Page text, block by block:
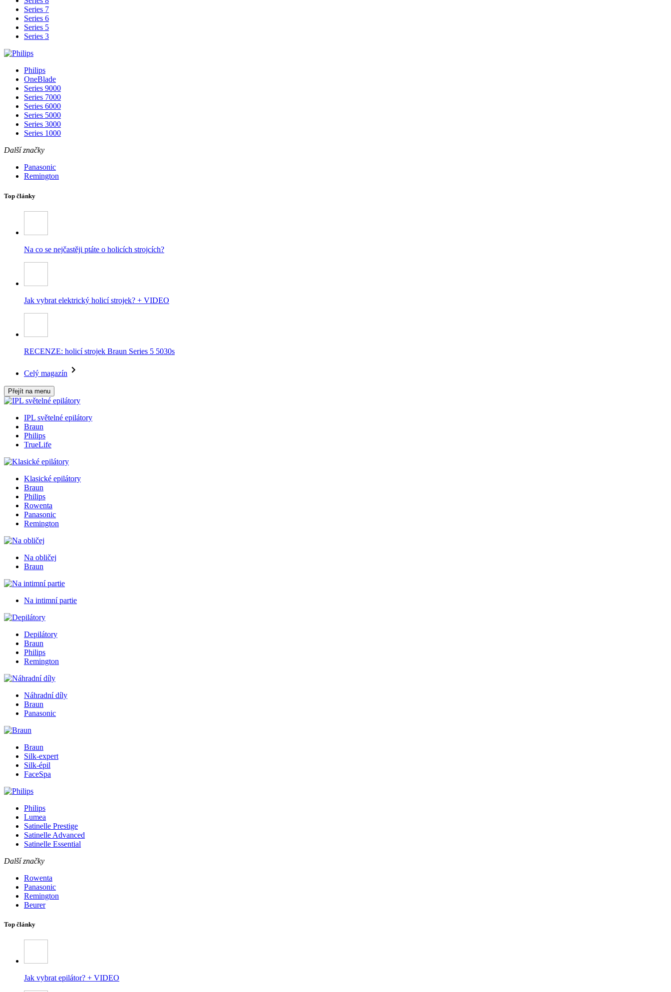
Series 7
Series 6
Series 5
Series 3
Philips
OneBlade
Series 9000
Series 7000
Series 6000
Series 5000
Series 3000
Series 1000
Další značky
Panasonic
Remington
Top články
Na co se nejčastěji ptáte o holicích strojcích?
Jak vybrat elektrický holicí strojek? + VIDEO
RECENZE: holicí strojek Braun Series 5 5030s
Celý magazín
Přejít na menu
IPL světelné epilátory
Braun
Philips
TrueLife
Klasické epilátory
Braun
Philips
Rowenta
Panasonic
Remington
Na obličej
Braun
Na intimní partie
Depilátory
Braun
Philips
Remington
Náhradní díly
Braun
Panasonic
Braun
Silk-expert
Silk-épil
FaceSpa
Philips
Lumea
Satinelle Prestige
Satinelle Advanced
Satinelle Essential
Další značky
Rowenta
Panasonic
Remington
Beurer
Top články
Jak vybrat epilátor? + VIDEO